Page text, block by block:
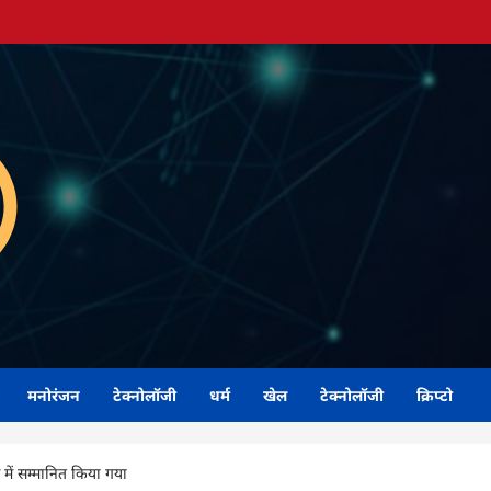
मनोरंजन टेक्नोलॉजी धर्म खेल टेक्नोलॉजी क्रिप्टो
में सम्मानित किया गया